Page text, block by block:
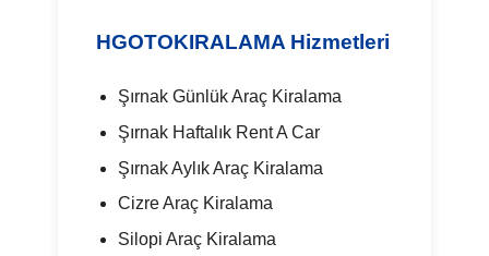
HGOTOKIRALAMA Hizmetleri
Şırnak Günlük Araç Kiralama
Şırnak Haftalık Rent A Car
Şırnak Aylık Araç Kiralama
Cizre Araç Kiralama
Silopi Araç Kiralama